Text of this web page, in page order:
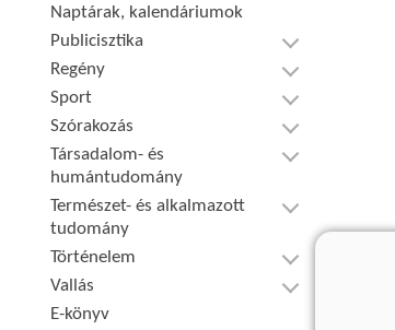
Naptárak, kalendáriumok
Publicisztika
Regény
Sport
Szórakozás
Társadalom- és
humántudomány
Természet- és alkalmazott
tudomány
Történelem
Vallás
E-könyv